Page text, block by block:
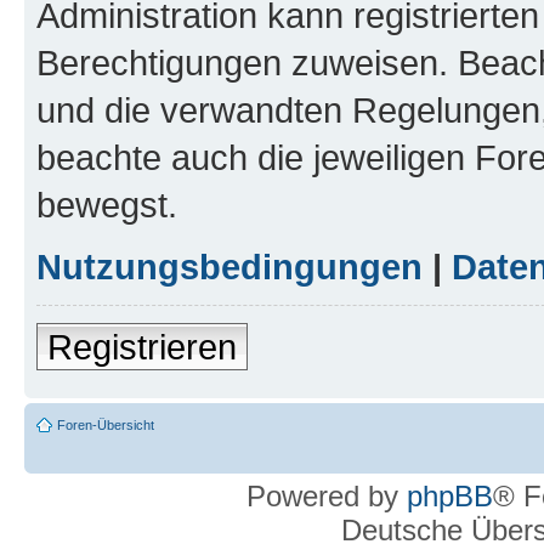
Administration kann
Berechtigungen zuweisen.
und die verwandten
beachte auch die jeweiligen
bewegst.
Nutzungsbedingungen |
Registrieren
Foren-Übersicht
Powered by phpBB®
Deutsche